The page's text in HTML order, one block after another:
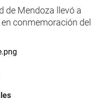
de Mendoza llevó a
conmemoración del